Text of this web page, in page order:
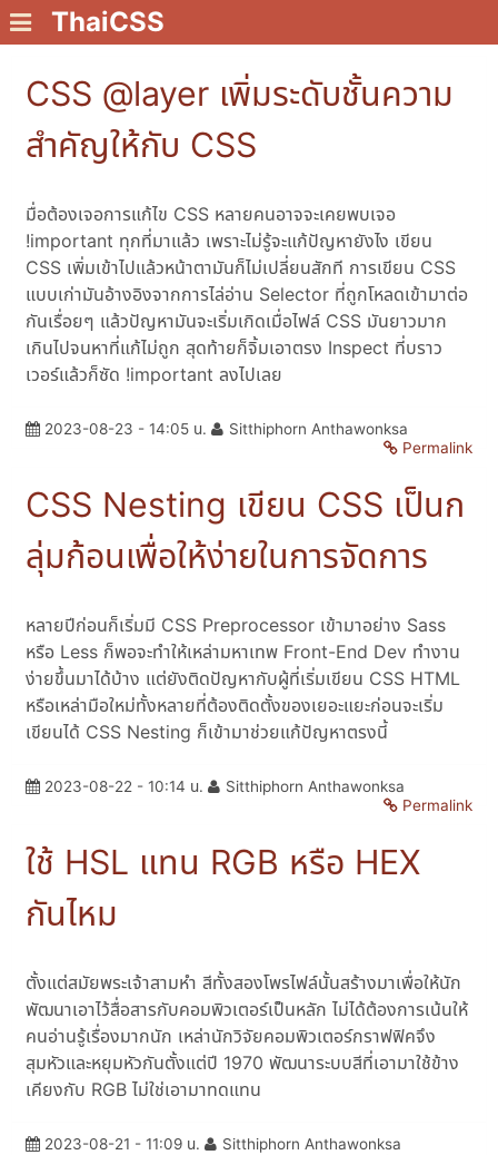
ThaiCSS
CSS @layer เพิ่มระดับชั้นความ
สำคัญให้กับ CSS
มื่อต้องเจอการแก้ไข CSS หลายคนอาจจะเคยพบเจอ
!important ทุกที่มาแล้ว เพราะไม่รู้จะแก้ปัญหายังไง เขียน
CSS เพิ่มเข้าไปแล้วหน้าตามันก็ไม่เปลี่ยนสักที การเขียน CSS
แบบเก่ามันอ้างอิงจากการไล่อ่าน Selector ที่ถูกโหลดเข้ามาต่อ
กันเรื่อยๆ แล้วปัญหามันจะเริ่มเกิดเมื่อไฟล์ CSS มันยาวมาก
เกินไปจนหาที่แก้ไม่ถูก สุดท้ายก็จิ้มเอาตรง Inspect ที่บราว
เวอร์แล้วก็ซัด !important ลงไปเลย
2023-08-23 - 14:05 น.
Sitthiphorn Anthawonksa
Permalink
CSS Nesting เขียน CSS เป็นก
ลุ่มก้อนเพื่อให้ง่ายในการจัดการ
หลายปีก่อนก็เริ่มมี CSS Preprocessor เข้ามาอย่าง Sass
หรือ Less ก็พอจะทำให้เหล่ามหาเทพ Front-End Dev ทำงาน
ง่ายขึ้นมาได้บ้าง แต่ยังติดปัญหากับผู้ที่เริ่มเขียน CSS HTML
หรือเหล่ามือใหม่ทั้งหลายที่ต้องติดตั้งของเยอะแยะก่อนจะเริ่ม
เขียนได้ CSS Nesting ก็เข้ามาช่วยแก้ปัญหาตรงนี้
2023-08-22 - 10:14 น.
Sitthiphorn Anthawonksa
Permalink
ใช้ HSL แทน RGB หรือ HEX
กันไหม
ตั้งแต่สมัยพระเจ้าสามหำ สีทั้งสองโพรไฟล์นั้นสร้างมาเพื่อให้นัก
พัฒนาเอาไว้สื่อสารกับคอมพิวเตอร์เป็นหลัก ไม่ได้ต้องการเน้นให้
คนอ่านรู้เรื่องมากนัก เหล่านักวิจัยคอมพิวเตอร์กราฟฟิคจึง
สุมหัวและหยุมหัวกันตั้งแต่ปี 1970 พัฒนาระบบสีที่เอามาใช้ข้าง
เคียงกับ RGB ไม่ใช่เอามาทดแทน
2023-08-21 - 11:09 น.
Sitthiphorn Anthawonksa